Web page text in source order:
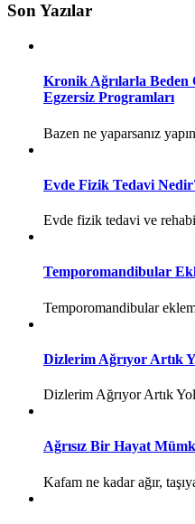
Son Yazılar
Kronik Ağrılarla Beden
Egzersiz Programları
Bazen ne yaparsanız
Evde Fizik Tedavi
Evde fizik tedavi ve
Temporomandibular
Temporomandibular
Dizlerim Ağrıyor Artık
Dizlerim Ağrıyor Artık
Ağrısız Bir Hayat
Kafam ne kadar ağır,